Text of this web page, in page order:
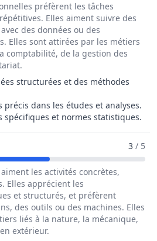
préfèrent les tâches
Elles aiment suivre des
des données ou des
Elles sont attirées par les métiers
comptabilité, de la gestion des
structurées et des méthodes
précis dans les études et analyses.
spécifiques et normes statistiques.
De Biostatisticien /3 / 5
les activités concrètes,
Elles apprécient les
et structurés, et préfèrent
des outils ou des machines. Elles
liés à la nature, la mécanique,
extérieur.